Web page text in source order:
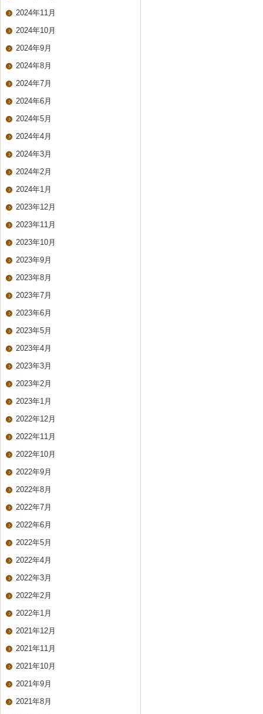
2024年11月
2024年10月
2024年9月
2024年8月
2024年7月
2024年6月
2024年5月
2024年4月
2024年3月
2024年2月
2024年1月
2023年12月
2023年11月
2023年10月
2023年9月
2023年8月
2023年7月
2023年6月
2023年5月
2023年4月
2023年3月
2023年2月
2023年1月
2022年12月
2022年11月
2022年10月
2022年9月
2022年8月
2022年7月
2022年6月
2022年5月
2022年4月
2022年3月
2022年2月
2022年1月
2021年12月
2021年11月
2021年10月
2021年9月
2021年8月